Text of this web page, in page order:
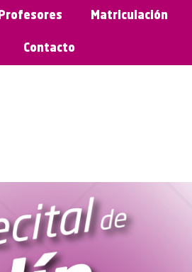
Profesores Matriculación
Contacto